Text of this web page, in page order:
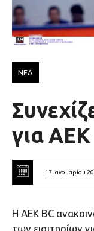
ΝΕΑ
για
17 Ιανουαρίου
Η ΑΕΚ ΒC
των εισιτηρίων